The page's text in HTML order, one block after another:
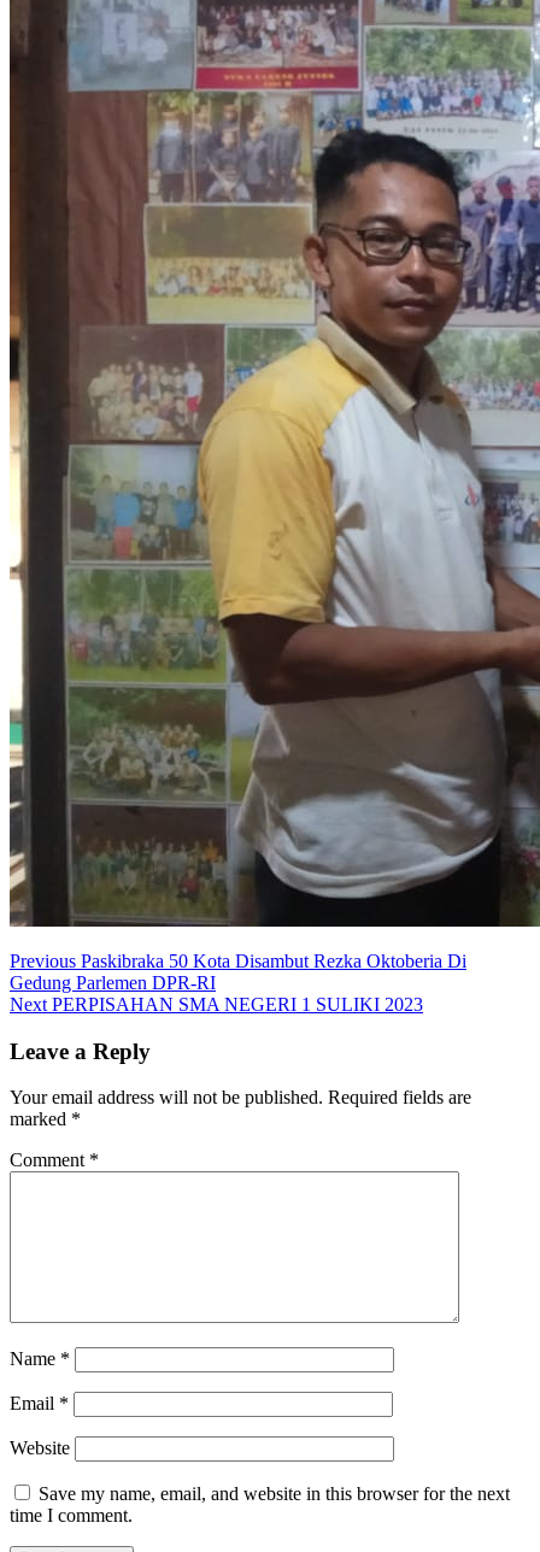
Post
navigation
Previous Previous
post:
Paskibraka 50 Kota Disambut Rezka Oktoberia Di
Gedung Parlemen DPR-RI
Next Next
PERPISAHAN SMA NEGERI 1 SULIKI 2023
Leave a Reply
Your email address will not be published. Required fields are
marked *
Comment *
Name *
Email *
Website
Save my name, email, and website in this browser for the next
time I comment.